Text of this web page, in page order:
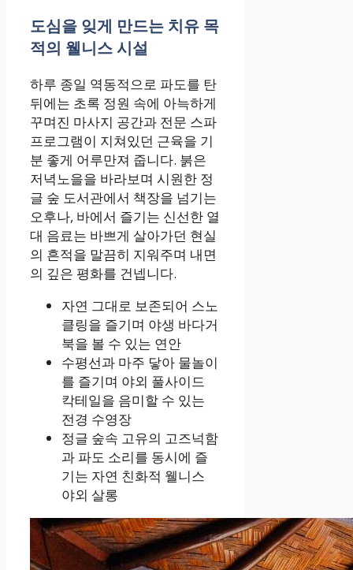
도심을 잊게 만드는 치유 목
적의 웰니스 시설
하루 종일 역동적으로 파도를 탄
뒤에는 초록 정원 속에 아늑하게
꾸며진 마사지 공간과 전문 스파
프로그램이 지쳐있던 근육을 기
분 좋게 어루만져 줍니다. 붉은
저녁노을을 바라보며 시원한 정
글 숲 도서관에서 책장을 넘기는
오후나, 바에서 즐기는 신선한 열
대 음료는 바쁘게 살아가던 현실
의 흔적을 말끔히 지워주며 내면
의 깊은 평화를 건넵니다.
자연 그대로 보존되어 스노
클링을 즐기며 야생 바다거
북을 볼 수 있는 연안
수평선과 마주 닿아 물놀이
를 즐기며 야외 풀사이드
칵테일을 음미할 수 있는
전경 수영장
정글 숲속 고유의 고즈넉함
과 파도 소리를 동시에 즐
기는 자연 친화적 웰니스
야외 살롱